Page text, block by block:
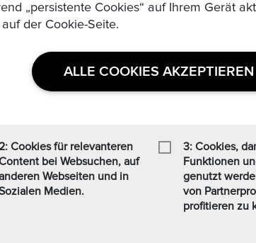
„persistente Cookies“ auf Ihrem Gerät
der Cookie-Seite.
ALLE COOKIES AKZEPTIEREN
Cookies für relevanteren
bei Websuchen, auf
Webseiten und in
Medien.
3: Cookies,
Funktionen
genutzt
von
profitieren zu